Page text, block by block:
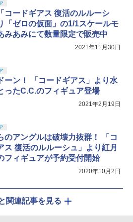
コードギアス 復活のルルーシ
「ゼロの仮面」の1/1スケールモ
みあみにて数量限定で販売中
2021年11月30日
ーン！ 「コードギアス」より水
ったC.C.のフィギュア登場
2021年2月19日
のアングルは破壊力抜群！ 「コ
ス 復活のルルーシュ」より紅月
フィギュアが予約受付開始
2020年10月2日
関連記事を見る